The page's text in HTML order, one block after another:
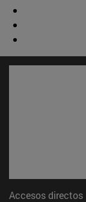
Accesos directos